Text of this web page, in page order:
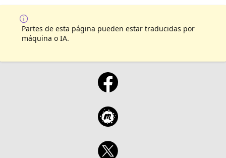
Partes de esta página pueden estar traducidas por
máquina o IA.